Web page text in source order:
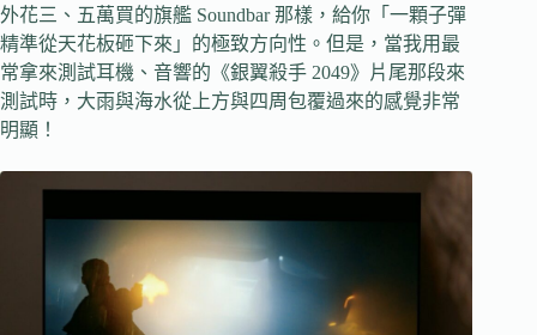
外花三、五萬買的旗艦 Soundbar 那樣，給你「一顆子彈
精準從天花板砸下來」的極致方向性。但是，當我用最
常拿來測試耳機、音響的《銀翼殺手 2049》片尾那段來
測試時，大雨與海水從上方與四周包覆過來的感覺非常
明顯！